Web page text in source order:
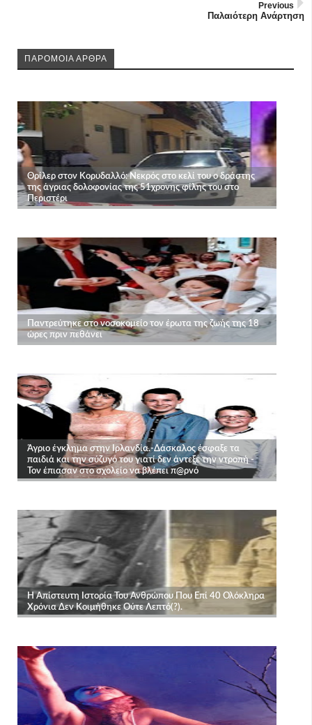
Previous
Παλαιότερη Ανάρτηση
ΠΑΡΟΜΟΙΑ ΑΡΘΡΑ